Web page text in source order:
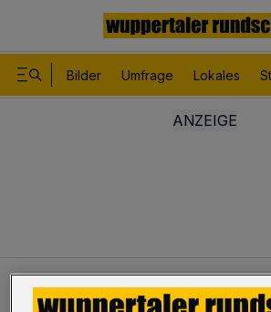
Bilder Umfrage Lokales
Videos "„Letzte Generation“-